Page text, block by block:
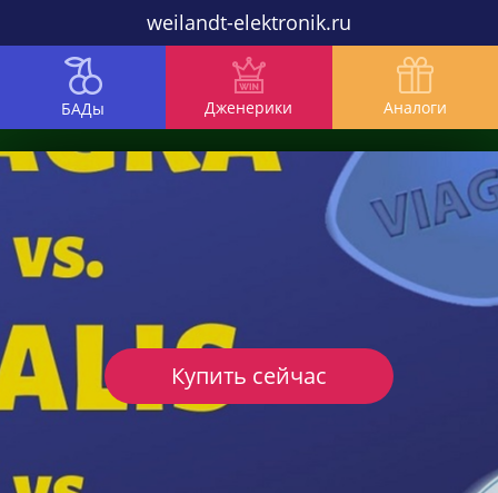
weilandt-elektronik.ru
БАДы Дженерики Аналоги
Купить сейчас